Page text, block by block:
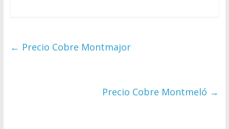
← Precio Cobre Montmajor
Precio Cobre Montmeló →